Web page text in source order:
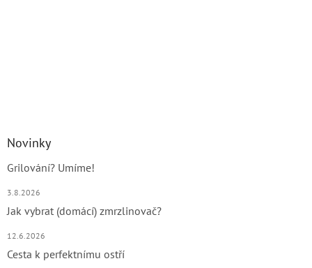
Novinky
Grilování? Umíme!
3.8.2026
Jak vybrat (domácí) zmrzlinovač?
12.6.2026
Cesta k perfektnímu ostří